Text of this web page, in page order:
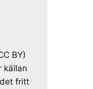
BY)
källan
fritt